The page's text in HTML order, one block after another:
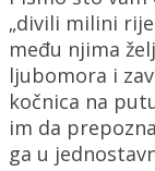
„divili milini
među njima
ljubomora i
kočnica na
im da
ga u